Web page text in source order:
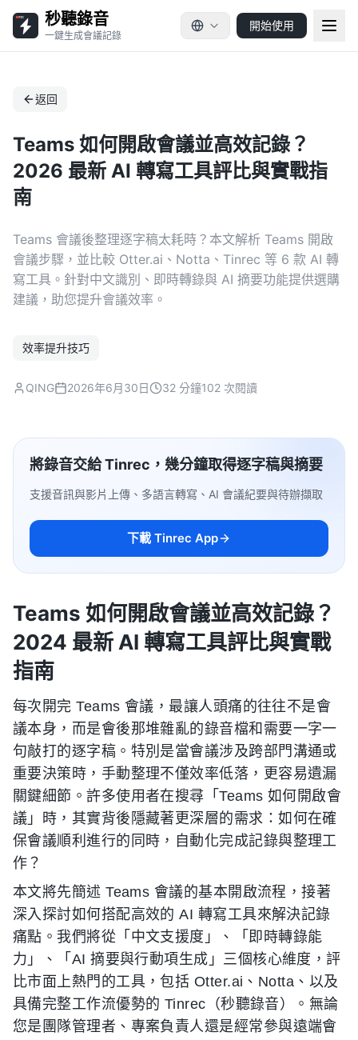
秒聽錄音
一鍵生成會議記錄
開始使用
返回
Teams 如何開啟會議並高效記錄？
2026 最新 AI 轉寫工具評比與實戰指
南
Teams 會議後整理逐字稿太耗時？本文解析 Teams 開啟
會議步驟，並比較 Otter.ai、Notta、Tinrec 等 6 款 AI 轉
寫工具。針對中文識別、即時轉錄與 AI 摘要功能提供選購
建議，助您提升會議效率。
效率提升技巧
QING 2026年6月30日 32 分鐘102 次閱讀
將錄音交給 Tinrec，幾分鐘取得逐字稿與摘要
支援音訊與影片上傳、多語言轉寫、AI 會議紀要與待辦擷取
下載 Tinrec App
Teams 如何開啟會議並高效記錄？
2024 最新 AI 轉寫工具評比與實戰
指南
每次開完 Teams 會議，最讓人頭痛的往往不是會
議本身，而是會後那堆雜亂的錄音檔和需要一字一
句敲打的逐字稿。特別是當會議涉及跨部門溝通或
重要決策時，手動整理不僅效率低落，更容易遺漏
關鍵細節。許多使用者在搜尋「Teams 如何開啟會
議」時，其實背後隱藏著更深層的需求：如何在確
保會議順利進行的同時，自動化完成記錄與整理工
作？
本文將先簡述 Teams 會議的基本開啟流程，接著
深入探討如何搭配高效的 AI 轉寫工具來解決記錄
痛點。我們將從「中文支援度」、「即時轉錄能
力」、「AI 摘要與行動項生成」三個核心維度，評
比市面上熱門的工具，包括 Otter.ai、Notta、以及
具備完整工作流優勢的 Tinrec（秒聽錄音）。無論
您是團隊管理者、專案負責人還是經常參與遠端會